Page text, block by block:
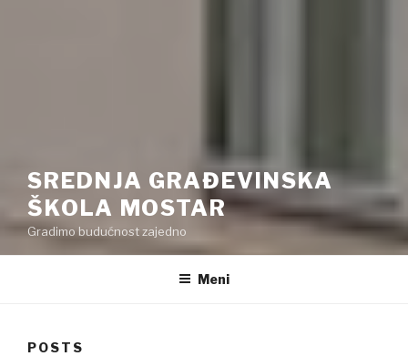
SREDNJA GRAĐEVINSKA
ŠKOLA MOSTAR
Gradimo budućnost zajedno
Meni
POSTS